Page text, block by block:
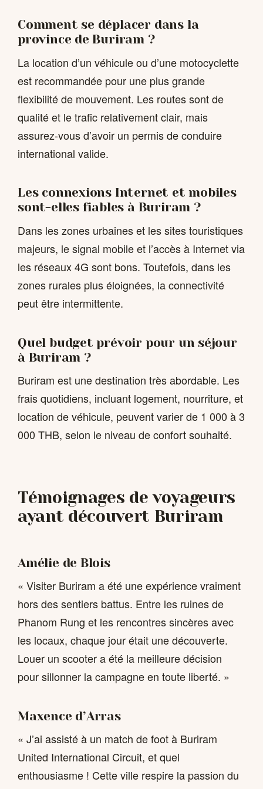
Comment se déplacer dans la
province de Buriram ?
La location d’un véhicule ou d’une motocyclette
est recommandée pour une plus grande
flexibilité de mouvement. Les routes sont de
qualité et le trafic relativement clair, mais
assurez-vous d’avoir un permis de conduire
international valide.
Les connexions Internet et mobiles
sont-elles fiables à Buriram ?
Dans les zones urbaines et les sites touristiques
majeurs, le signal mobile et l’accès à Internet via
les réseaux 4G sont bons. Toutefois, dans les
zones rurales plus éloignées, la connectivité
peut être intermittente.
Quel budget prévoir pour un séjour
à Buriram ?
Buriram est une destination très abordable. Les
frais quotidiens, incluant logement, nourriture, et
location de véhicule, peuvent varier de 1 000 à 3
000 THB, selon le niveau de confort souhaité.
Témoignages de voyageurs
ayant découvert Buriram
Amélie de Blois
« Visiter Buriram a été une expérience vraiment
hors des sentiers battus. Entre les ruines de
Phanom Rung et les rencontres sincères avec
les locaux, chaque jour était une découverte.
Louer un scooter a été la meilleure décision
pour sillonner la campagne en toute liberté. »
Maxence d’Arras
« J’ai assisté à un match de foot à Buriram
United International Circuit, et quel
enthousiasme ! Cette ville respire la passion du